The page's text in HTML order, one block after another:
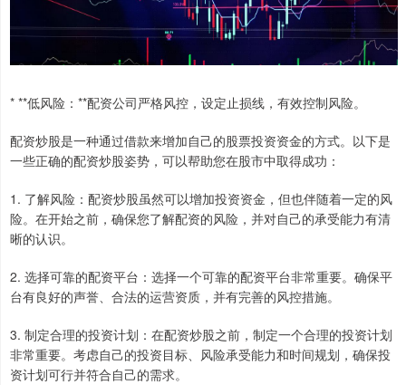
* **低风险：**配资公司严格风控，设定止损线，有效控制风险。
配资炒股是一种通过借款来增加自己的股票投资资金的方式。以下是
一些正确的配资炒股姿势，可以帮助您在股市中取得成功：
1. 了解风险：配资炒股虽然可以增加投资资金，但也伴随着一定的风
险。在开始之前，确保您了解配资的风险，并对自己的承受能力有清
晰的认识。
2. 选择可靠的配资平台：选择一个可靠的配资平台非常重要。确保平
台有良好的声誉、合法的运营资质，并有完善的风控措施。
3. 制定合理的投资计划：在配资炒股之前，制定一个合理的投资计划
非常重要。考虑自己的投资目标、风险承受能力和时间规划，确保投
资计划可行并符合自己的需求。